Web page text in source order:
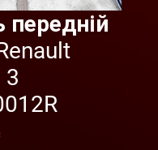
передній
3
Ціна